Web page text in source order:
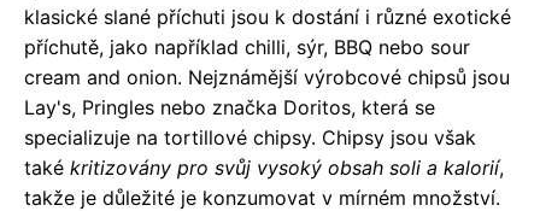
klasické slané příchuti jsou k dostání i různé exotické
příchutě, jako například chilli, sýr, BBQ nebo sour
cream and onion. Nejznámější výrobcové chipsů jsou
Lay's, Pringles nebo značka Doritos, která se
specializuje na tortillové chipsy. Chipsy jsou však
také kritizovány pro svůj vysoký obsah soli a kalorií,
takže je důležité je konzumovat v mírném množství.